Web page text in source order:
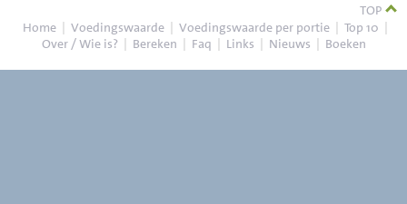
TOP
Home | Voedingswaarde | Voedingswaarde per portie | Top 10 |
Over / Wie is? | Bereken | Faq | Links | Nieuws | Boeken